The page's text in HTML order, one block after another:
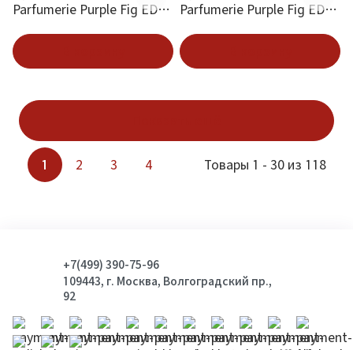
Parfumerie Purple Fig EDP
Parfumerie Purple Fig EDP
1 2 3 4 Товары 1 - 30 из 118
+7(499) 390-75-96
109443, г. Москва, Волгоградский пр.,
92